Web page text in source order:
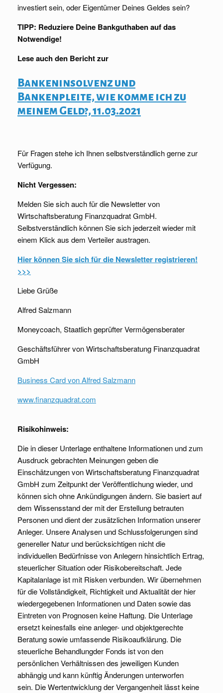
investiert sein, oder Eigentümer Deines Geldes sein?
TIPP: Reduziere Deine Bankguthaben auf das
Notwendige!
Lese auch den Bericht zur
Bankeninsolvenz und
Bankenpleite, wie komme ich zu
meinem Geld?, 11.03.2021
Für Fragen stehe ich Ihnen selbstverständlich gerne zur
Verfügung.
Nicht Vergessen:
Melden Sie sich auch für die Newsletter von
Wirtschaftsberatung Finanzquadrat GmbH.
Selbstverständlich können Sie sich jederzeit wieder mit
einem Klick aus dem Verteiler austragen.
Hier können Sie sich für die Newsletter registrieren!
>>>
Liebe Grüße
Alfred Salzmann
Moneycoach, Staatlich geprüfter Vermögensberater
Geschäftsführer von Wirtschaftsberatung Finanzquadrat
GmbH
Business Card von Alfred Salzmann
www.finanzquadrat.com
Risikohinweis:
Die in dieser Unterlage enthaltene Informationen und zum
Ausdruck gebrachten Meinungen geben die
Einschätzungen von Wirtschaftsberatung Finanzquadrat
GmbH zum Zeitpunkt der Veröffentlichung wieder, und
können sich ohne Ankündigungen ändern. Sie basiert auf
dem Wissensstand der mit der Erstellung betrauten
Personen und dient der zusätzlichen Information unserer
Anleger. Unsere Analysen und Schlussfolgerungen sind
genereller Natur und berücksichtigen nicht die
individuellen Bedürfnisse von Anlegern hinsichtlich Ertrag,
steuerlicher Situation oder Risikobereitschaft. Jede
Kapitalanlage ist mit Risken verbunden. Wir übernehmen
für die Vollständigkeit, Richtigkeit und Aktualität der hier
wiedergegebenen Informationen und Daten sowie das
Eintreten von Prognosen keine Haftung. Die Unterlage
ersetzt keinesfalls eine anleger- und objektgerechte
Beratung sowie umfassende Risikoaufklärung. Die
steuerliche Behandlungder Fonds ist von den
persönlichen Verhältnissen des jeweiligen Kunden
abhängig und kann künftig Änderungen unterworfen
sein. Die Wertentwicklung der Vergangenheit lässt keine